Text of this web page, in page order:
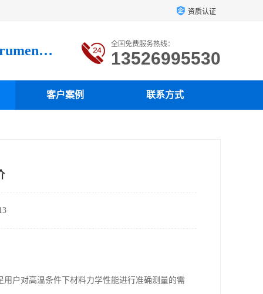
资质认证
Luoyang loysonic Testing instrument co., LTD 全国免费服务热线：
13526995530
客户案例 联系方式
户对高温条件下材料力学性能进行准确测量的需